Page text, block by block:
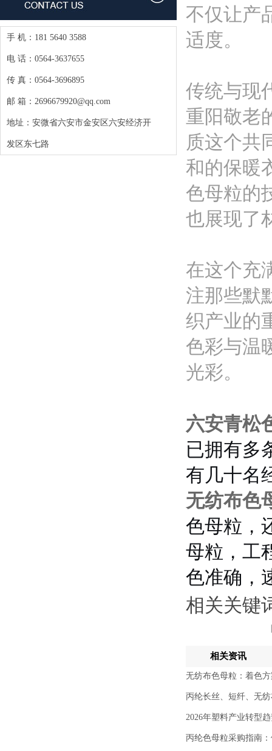
手 机：181 5640 3588
电 话：0564-3637655
传 真：0564-3696895
邮 箱：2696679920@qq.com
地址：安微省六安市金安区六安经济开
发区东七路
不仅让产
适度。
传统与现
重阳敬老
质这个共
和的保暖
色母粒的
也展现了
在这个充
注那些默
织产业的
色彩与温
光彩。
六安青松
已拥有多
有几十名
无纺布色
色母粒，
母粒，工
色准确，
相关关键
相关资讯
无纺布色母粒：着色
丙纶长丝、短纤、无
2026年塑料产业转型
丙纶色母粒采购指南